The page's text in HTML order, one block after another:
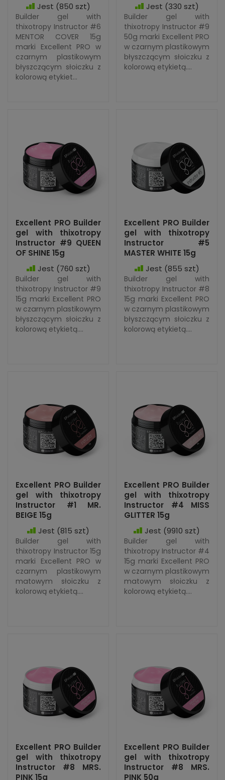
Jest (850 szt)
Builder gel with
thixotropy Instructor #6
MENTOR COVER 15g
marki Excellent PRO w
czarnym plastikowym
błyszczącym słoiczku z
kolorową etykiet...
Jest (330 szt)
Builder gel with
thixotropy Instructor #9
50g marki Excellent PRO
w czarnym plastikowym
błyszczącym słoiczku z
kolorową etykietą....
Excellent PRO Builder
gel with thixotropy
Instructor #9 QUEEN
OF SHINE 15g
Jest (760 szt)
Builder gel with
thixotropy Instructor #9
15g marki Excellent PRO
w czarnym plastikowym
błyszczącym słoiczku z
kolorową etykietą....
Excellent PRO Builder
gel with thixotropy
Instructor #5
MASTER WHITE 15g
Jest (855 szt)
Builder gel with
thixotropy Instructor #8
15g marki Excellent PRO
w czarnym plastikowym
błyszczącym słoiczku z
kolorową etykietą....
Excellent PRO Builder
gel with thixotropy
Instructor #1 MR.
BEIGE 15g
Jest (815 szt)
Builder gel with
thixotropy Instructor 15g
marki Excellent PRO w
czarnym plastikowym
matowym słoiczku z
kolorową etykietą....
Excellent PRO Builder
gel with thixotropy
Instructor #4 MISS
GLITTER 15g
Jest (9910 szt)
Builder gel with
thixotropy Instructor #4
15g marki Excellent PRO
w czarnym plastikowym
matowym słoiczku z
kolorową etykietą....
Excellent PRO Builder
gel with thixotropy
Instructor #8 MRS.
PINK 15g
Excellent PRO Builder
gel with thixotropy
Instructor #8 MRS.
PINK 50g